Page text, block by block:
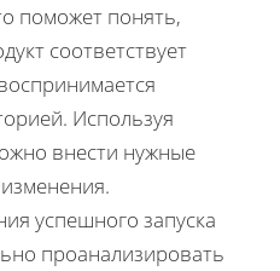
поможет понять,
соответствует
Используя
внести нужные
успешного запуска
проанализировать